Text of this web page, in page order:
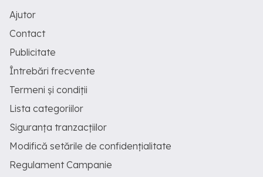
Ajutor
Contact
Publicitate
Întrebări frecvente
Termeni și condiții
Lista categoriilor
Siguranța tranzacțiilor
Modifică setările de confidențialitate
Regulament Campanie